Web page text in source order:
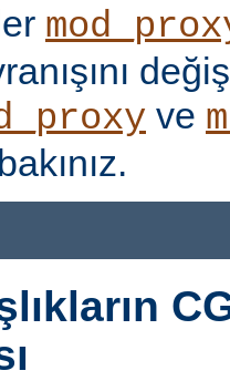
ve